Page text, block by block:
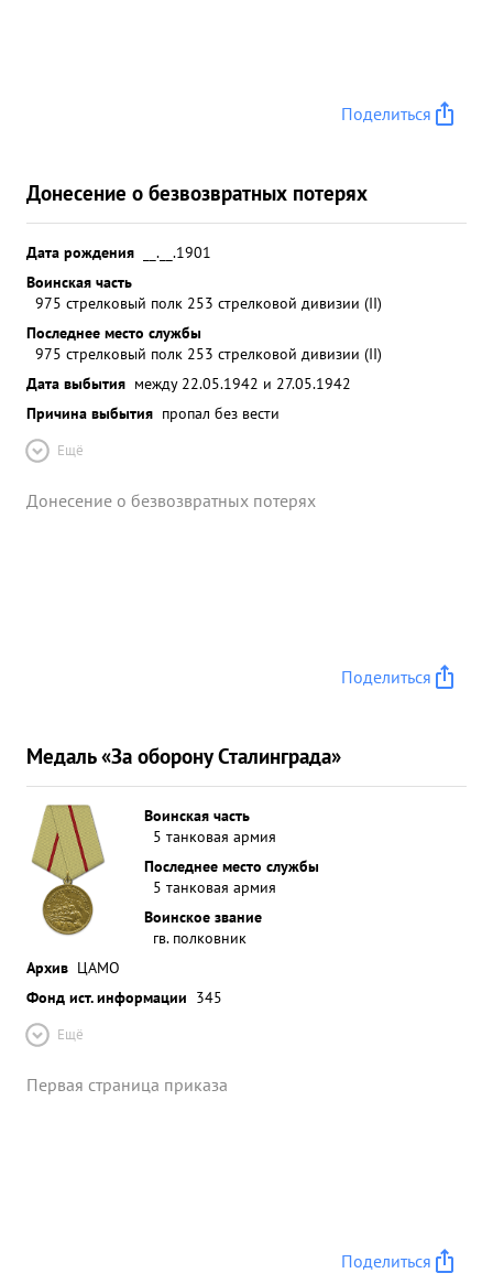
Поделиться
Донесение о безвозвратных потерях
Дата рождения
__.__.1901
Воинская часть
975 стрелковый полк 253 стрелковой дивизии (II)
Последнее место службы
975 стрелковый полк 253 стрелковой дивизии (II)
Дата выбытия между 22.05.1942 и 27.05.1942
Причина выбытия пропал без вести
Ещё
Донесение о безвозвратных потерях
Поделиться
Медаль «За оборону Сталинграда»
Воинская часть
5 танковая армия
Последнее место службы
5 танковая армия
Воинское звание
гв. полковник
Архив ЦАМО
Фонд ист. информации 345
Ещё
Первая страница приказа
Поделиться